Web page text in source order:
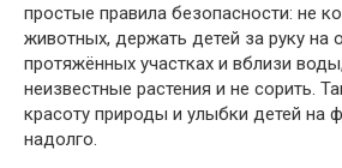
простые правила безопасности: не
животных, держать детей за руку на
протяжённых участках и вблизи
неизвестные растения и не сорить.
красоту природы и улыбки детей на
надолго.